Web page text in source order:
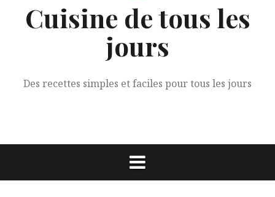
Cuisine de tous les
jours
Des recettes simples et faciles pour tous les jours